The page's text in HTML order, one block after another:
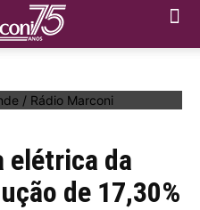
/ Rádio Marconi
elétrica da
de 17,30%